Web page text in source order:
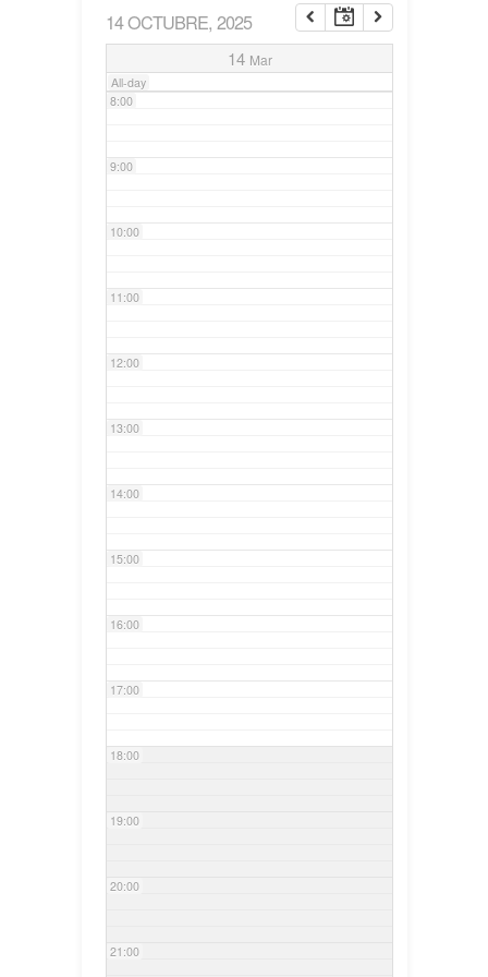
14 OCTUBRE, 2025
14 Mar
All-day
7:00
8:00
9:00
10:00
11:00
12:00
13:00
14:00
15:00
16:00
17:00
18:00
19:00
20:00
21:00